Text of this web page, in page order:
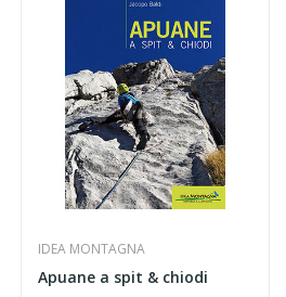
IDEA MONTAGNA
Apuane a spit & chiodi